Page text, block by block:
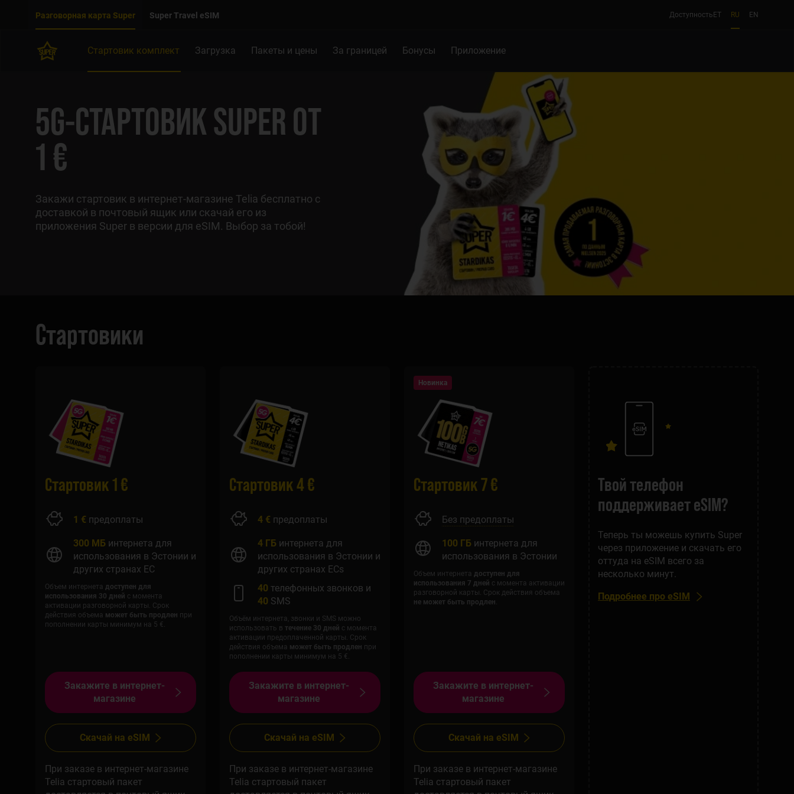
Разговорная карта Super Super Travel eSIM Доступность ET RU EN
Стартовик комплект Загрузка Пакеты и цены За границей Бонусы Приложение
5G-СТАРТОВИК SUPER ОТ
1 €
Закажи стартовик в интернет-магазине Telia бесплатно с
доставкой в почтовый ящик или скачай его из
приложения Super в версии для eSIM. Выбор за тобой!
Стартовики
Стартовик 1 €
1 € предоплаты
300 МБ интернета для
использования в Эстонии и
других странах ЕС
Объем интернета доступен для
использования 30 дней с момента
активации разговорной карты. Срок
действия объема может быть продлен при
пополнении карты минимум на 5 €.
Закажите в интернет-
магазине
Скачай на eSIM
При заказе в интернет-магазине
Telia стартовый пакет
Стартовик 4 €
4 € предоплаты
4 ГБ интернета для
использования в Эстонии и
других странах ЕСs
40 телефонных звонков и
40 SMS
Объём интернета, звонки и SMS можно
использовать в течение 30 дней с момента
активации предоплаченной карты. Срок
действия объема может быть продлен при
пополнении карты минимум на 5 €.
Закажите в интернет-
магазине
Скачай на eSIM
При заказе в интернет-магазине
Telia стартовый пакет
Новинка
Стартовик 7 €
Без предоплаты
100 ГБ интернета для
использования в Эстонии
Объем интернета доступен для
использования 7 дней с момента активации
разговорной карты. Срок действия объема
не может быть продлен.
Закажите в интернет-
магазине
Скачай на eSIM
При заказе в интернет-магазине
Telia стартовый пакет
Твой телефон
поддерживает eSIM?
Теперь ты можешь купить Super
через приложение и скачать его
оттуда на eSIM всего за
несколько минут.
Подробнее про eSIM